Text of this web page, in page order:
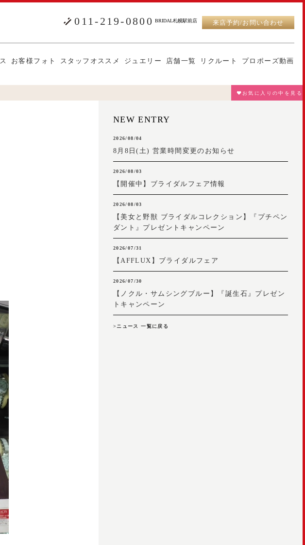
011-219-0800 BRIDAL札幌駅前店 来店予約/お問い合わせ
お客様フォト スタッフオススメ ジュエリー 店舗一覧 リクルート プロポーズ動画
♥お気に入りの中を見る
NEW ENTRY
2026/08/04
8月8日(土) 営業時間変更のお知らせ
2026/08/03
【開催中】ブライダルフェア情報
2026/08/03
【美女と野獣 ブライダルコレクション】『プチペン
ダント』プレゼントキャンペーン
2026/07/31
【AFFLUX】ブライダルフェア
2026/07/30
【ノクル・サムシングブルー】『誕生石』プレゼン
トキャンペーン
>ニュース 一覧に戻る